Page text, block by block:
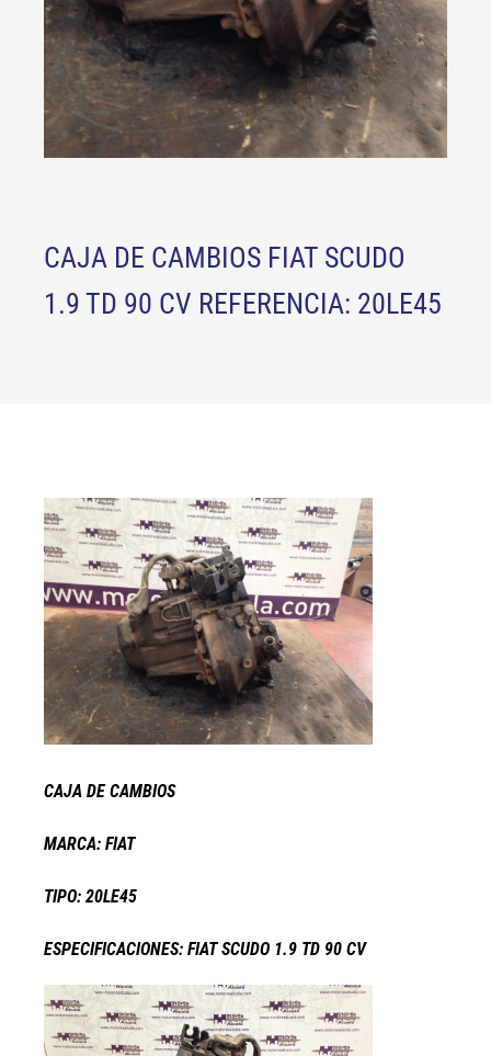
CAJA DE CAMBIOS FIAT SCUDO
1.9 TD 90 CV REFERENCIA: 20LE45
CAJA DE CAMBIOS
MARCA: FIAT
TIPO: 20LE45
ESPECIFICACIONES: FIAT SCUDO 1.9 TD 90 CV